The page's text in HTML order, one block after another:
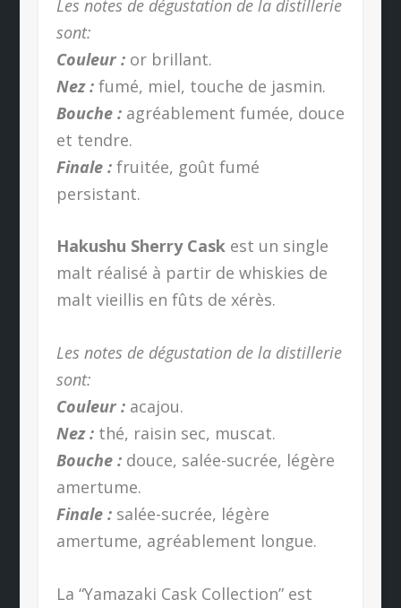
Les notes de dégustation de la distillerie
sont:
Couleur : or brillant.
Nez :fumé, miel, touche de jasmin.
Bouche :agréablement fumée, douce
et tendre.
Finale :fruitée, goût fumé
persistant.
Hakushu Sherry Caskest un single
malt réalisé à partir de whiskies de
malt vieillis en fûts de xérès.
Les notes de dégustation de la distillerie
sont:
Couleur :acajou.
Nez :thé, raisin sec, muscat.
Bouche :douce, salée-sucrée, légère
amertume.
Finale :salée-sucrée, légère
amertume, agréablement longue.
La “Yamazaki Cask Collection” est